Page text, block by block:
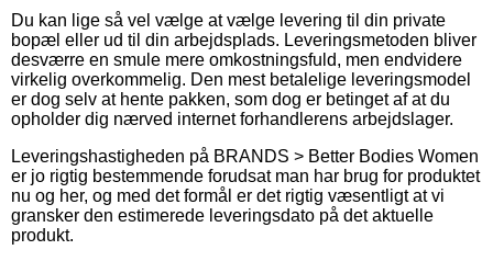
Du kan lige så vel vælge at vælge levering til din private
bopæl eller ud til din arbejdsplads. Leveringsmetoden bliver
desværre en smule mere omkostningsfuld, men endvidere
virkelig overkommelig. Den mest betalelige leveringsmodel
er dog selv at hente pakken, som dog er betinget af at du
opholder dig nærved internet forhandlerens arbejdslager.
Leveringshastigheden på BRANDS > Better Bodies Women
er jo rigtig bestemmende forudsat man har brug for produktet
nu og her, og med det formål er det rigtig væsentligt at vi
gransker den estimerede leveringsdato på det aktuelle
produkt.